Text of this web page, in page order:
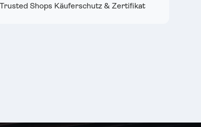
Shops Käuferschutz & Zertifikat